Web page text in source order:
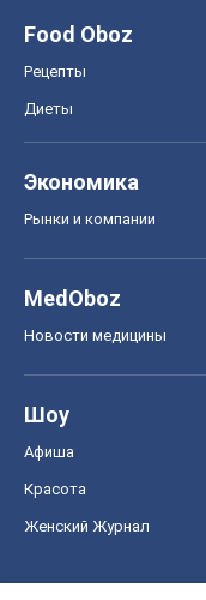
Food Oboz
Рецепты
Диеты
Экономика
Рынки и компании
MedOboz
Новости медицины
Шоу
Афиша
Красота
Женский Журнал